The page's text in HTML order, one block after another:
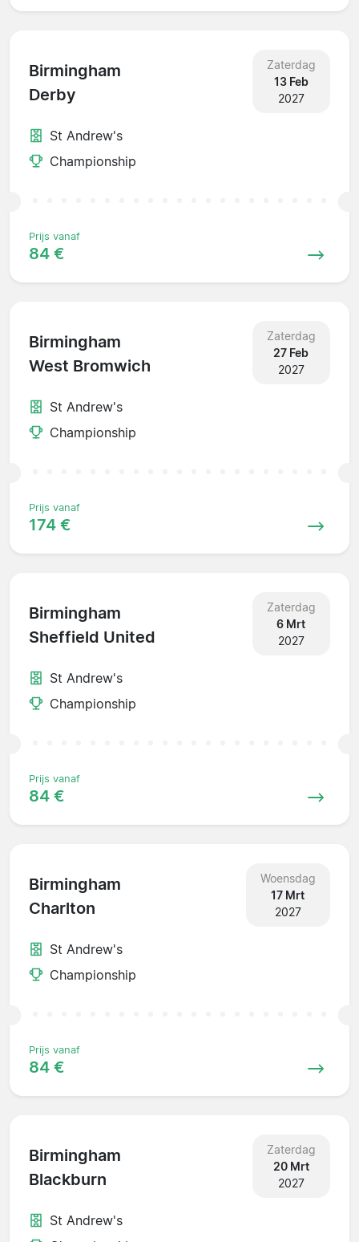
Birmingham
Derby
Zaterdag
13 Feb
2027
St Andrew's
Championship
Prijs vanaf
84 €
Birmingham
West Bromwich
Zaterdag
27 Feb
2027
St Andrew's
Championship
Prijs vanaf
174 €
Birmingham
Sheffield United
Zaterdag
6 Mrt
2027
St Andrew's
Championship
Prijs vanaf
84 €
Birmingham
Charlton
Woensdag
17 Mrt
2027
St Andrew's
Championship
Prijs vanaf
84 €
Birmingham
Blackburn
Zaterdag
20 Mrt
2027
St Andrew's